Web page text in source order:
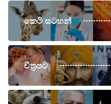
කෙටි සටහන්
චිත්‍රපට